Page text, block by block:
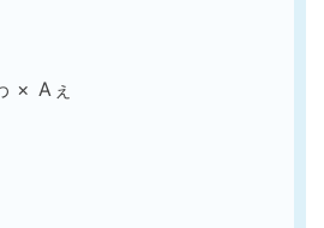
× Aぇ